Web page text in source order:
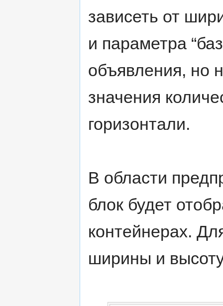
зависеть от
и параметра
объявления, но
значения
горизонтали.
В области
блок будет
контейнерах.
ширины и